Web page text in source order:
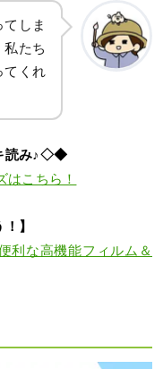
しま
私たち
てくれ
読み♪◇◆
こちら！
】
利な高機能フィルム＆